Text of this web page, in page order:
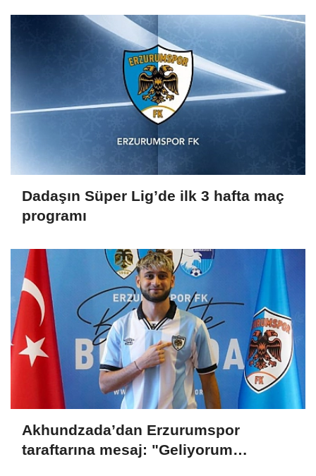
Dadaşın Süper Lig’de ilk 3 hafta maç
programı
Akhundzada’dan Erzurumspor
taraftarına mesaj: "Geliyorum